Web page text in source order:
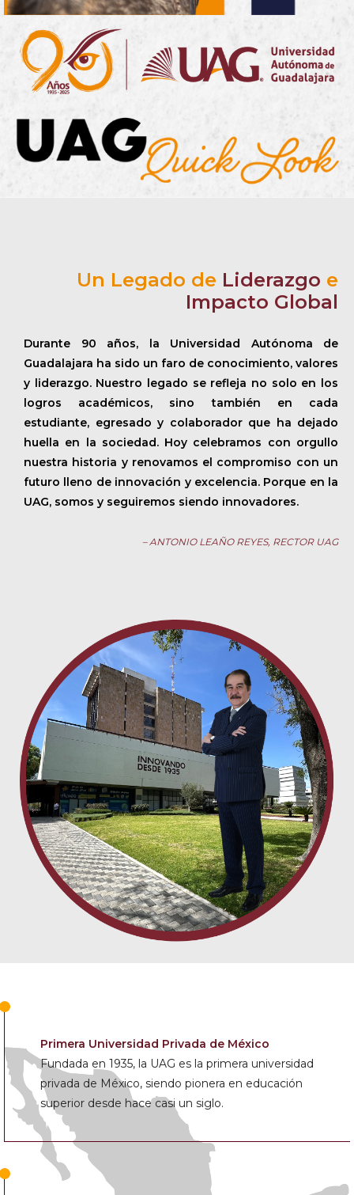
Un Legado de Liderazgo e
Impacto Global
Durante 90 años, la Universidad Autónoma de
Guadalajara ha sido un faro de conocimiento, valores
y liderazgo. Nuestro legado se refleja no solo en los
logros académicos, sino también en cada
estudiante, egresado y colaborador que ha dejado
huella en la sociedad. Hoy celebramos con orgullo
nuestra historia y renovamos el compromiso con un
futuro lleno de innovación y excelencia. Porque en la
UAG, somos y seguiremos siendo innovadores.
– ANTONIO LEAÑO REYES, RECTOR UAG
Primera Universidad Privada de México
Fundada en 1935, la UAG es la primera universidad
privada de México, siendo pionera en educación
superior desde hace casi un siglo.